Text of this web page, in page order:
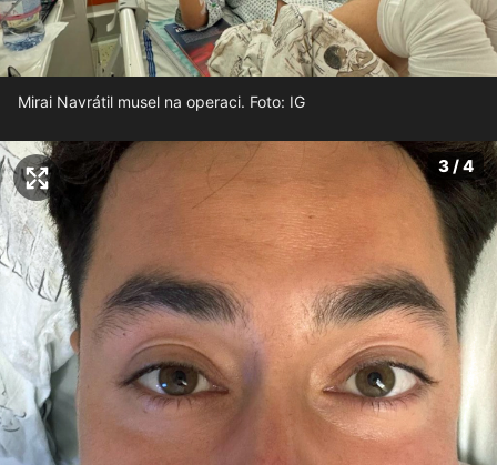
Mirai Navrátil musel na operaci. Foto: IG
3 / 4